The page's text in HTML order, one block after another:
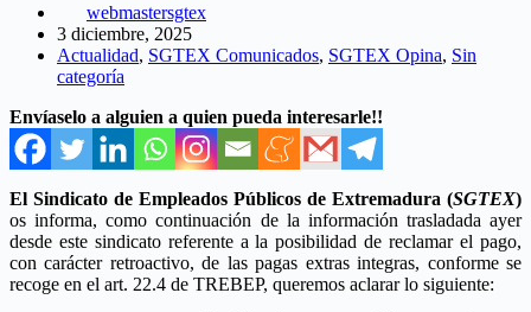
webmastersgtex
3 diciembre, 2025
Actualidad, SGTEX Comunicados, SGTEX Opina, Sin
categoría
Envíaselo a alguien a quien pueda interesarle!!
El Sindicato de Empleados Públicos de Extremadura (SGTEX)
os informa, como continuación de la información trasladada ayer
desde este sindicato referente a la posibilidad de reclamar el pago,
con carácter retroactivo, de las pagas extras integras, conforme se
recoge en el art. 22.4 de TREBEP, queremos aclarar lo siguiente: